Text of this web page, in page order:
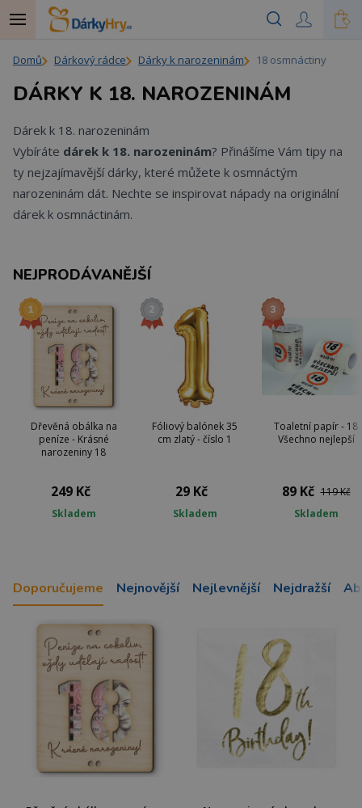
Domů Dárkový rádce Dárky k narozeninám 18 osmnáctiny
DÁRKY K 18. NAROZENINÁM
Dárek k 18. narozeninám
Vybíráte dárek k 18. narozeninám? Přinášíme Vám tipy na
ty nejzajímavější dárky, které můžete k osmnáctým
narozeninám dát. Nechte se inspirovat nápady na originální
dárek k osmnáctinám.
NEJPRODÁVANĚJŠÍ
Dřevěná obálka na
peníze - Krásné
narozeniny 18
249 Kč
Skladem
Fóliový balónek 35
cm zlatý - číslo 1
29 Kč
Skladem
Toaletní papír - 18
Všechno nejlepší
89 Kč 119 Kč
Skladem
Doporučujeme Nejnovější Nejlevnější Nejdražší